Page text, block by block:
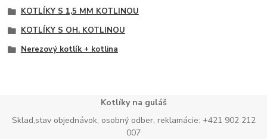
KOTLÍKY S 1,5 MM KOTLINOU
KOTLÍKY S OH. KOTLINOU
Nerezový kotlík + kotlina
Kotlíky na guláš
Sklad,stav objednávok, osobný odber, reklamácie: +421 902 212
007